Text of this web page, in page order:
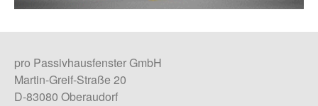
pro Passivhausfenster GmbH
Martin-Greif-Straße 20
D-83080 Oberaudorf